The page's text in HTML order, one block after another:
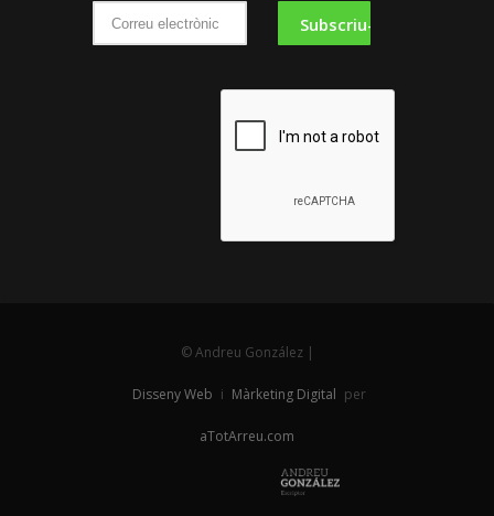
© Andreu González |
Disseny Web i Màrketing Digital per
aTotArreu.com